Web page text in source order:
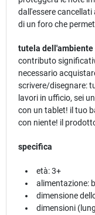
dall'essere
di un foro che
tutela dell'ambiente
contributo
necessario
scrivere/disegnare:
lavori in ufficio, sei
con un tablet! il tuo
con niente! il
specifica
età: 3+
alimentazione:
dimensione
dimensioni